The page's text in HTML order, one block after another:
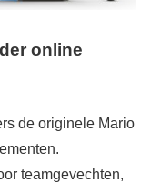
online
de originele Mario
teamgevechten,